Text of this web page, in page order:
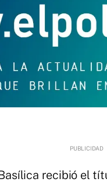
recibió el